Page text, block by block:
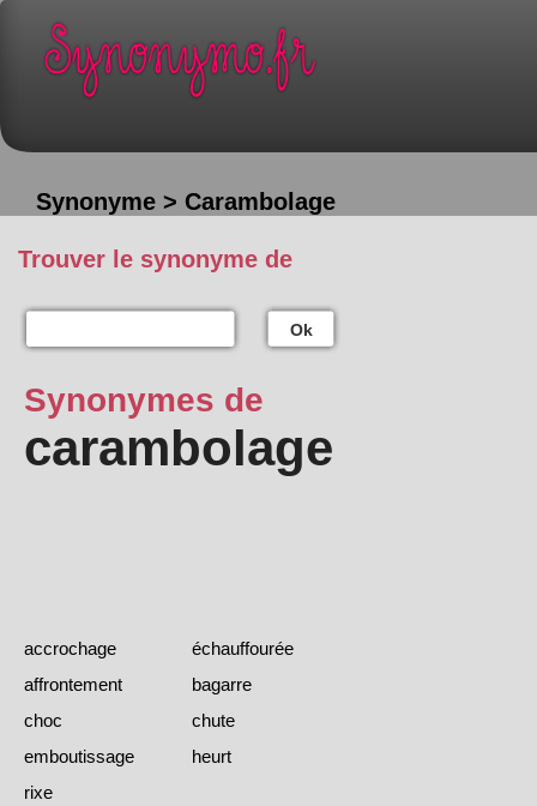
Synonyme > Carambolage
Trouver le synonyme de
Ok
Synonymes de
carambolage
accrochage
échauffourée
affrontement
bagarre
choc
chute
emboutissage
heurt
rixe